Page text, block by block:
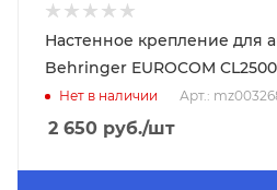
Настенное крепление для
Behringer EUROCOM
Нет в наличии Арт.:
2 650 руб./шт